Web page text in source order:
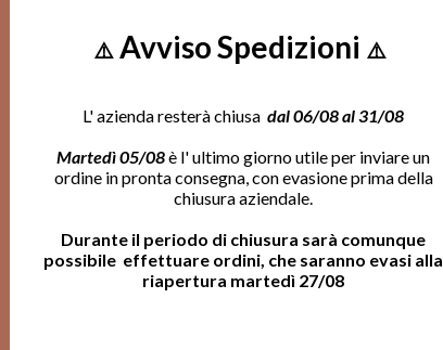
⚠️ Avviso Spedizioni ⚠️
L' azienda resterà chiusa dal 06/08 al 31/08
Martedì 05/08è l' ultimo giorno utile per inviare un
ordine in pronta consegna, con evasione prima della
chiusura aziendale.
Durante il periodo di chiusura sarà comunque
possibile effettuare ordini, che saranno evasi alla
riapertura martedì 27/08